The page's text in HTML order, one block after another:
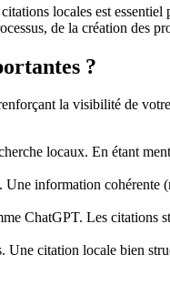
locales est
de la création des
?
la visibilité de
locaux. En étant
information cohérente
ChatGPT. Les citations
citation locale bien